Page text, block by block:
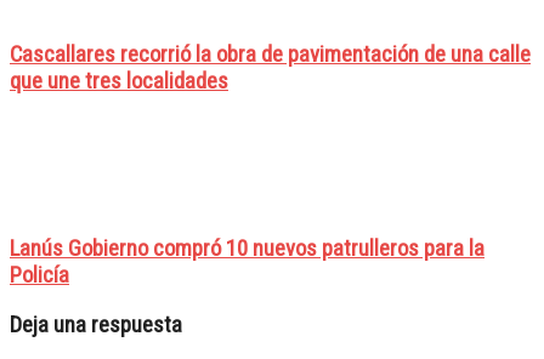
Cascallares recorrió la obra de pavimentación de una calle
que une tres localidades
Lanús Gobierno compró 10 nuevos patrulleros para la
Policía
Deja una respuesta